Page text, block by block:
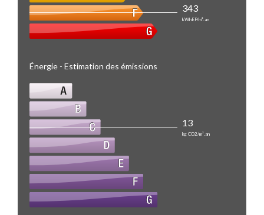
343
kWhEP/m².an
Énergie - Estimation des émissions
13
kg CO2/m².an